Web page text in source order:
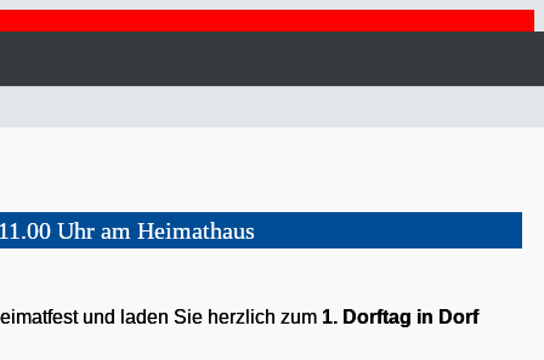
Uhr am Heimathaus
und laden Sie herzlich zum 1. Dorftag in Dorf